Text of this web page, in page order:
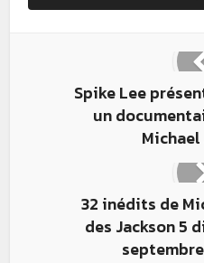
Spike Lee
un
32 inédits de
des Jackson 5